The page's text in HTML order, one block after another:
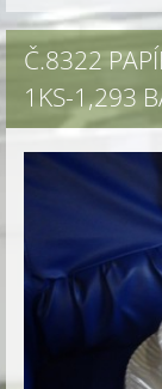
Č.8322
1KS-1,293